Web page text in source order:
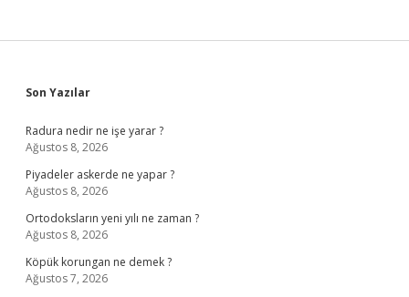
Sidebar
Son Yazılar
Radura nedir ne işe yarar ?
Ağustos 8, 2026
Piyadeler askerde ne yapar ?
Ağustos 8, 2026
Ortodoksların yeni yılı ne zaman ?
Ağustos 8, 2026
Köpük korungan ne demek ?
Ağustos 7, 2026